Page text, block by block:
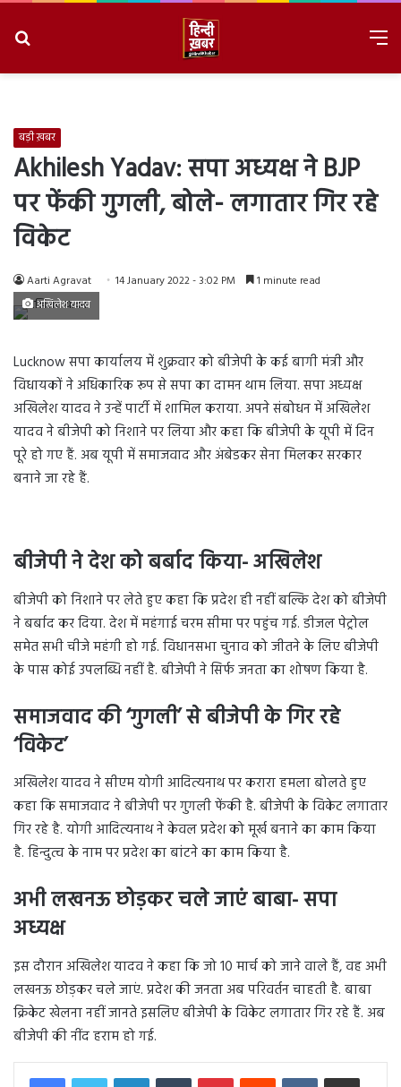
बड़ी ख़बर
Akhilesh Yadav: सपा अध्यक्ष ने BJP
पर फेंकी गुगली, बोले- लगातार गिर रहे
विकेट
Aarti Agravat 14 January 2022 - 3:02 PM 1 minute read
अखिलेश यादव
Lucknow सपा कार्यालय में शुक्रवार को बीजेपी के कई बागी मंत्री और
विधायकों ने अधिकारिक रूप से सपा का दामन थाम लिया. सपा अध्यक्ष
अखिलेश यादव ने उन्हें पार्टी में शामिल कराया. अपने संबोधन में अखिलेश
यादव ने बीजेपी को निशाने पर लिया और कहा कि बीजेपी के यूपी में दिन
पूरे हो गए हैं. अब यूपी में समाजवाद और अंबेडकर सेना मिलकर सरकार
बनाने जा रहे हैं.
बीजेपी ने देश को बर्बाद किया- अखिलेश
बीजेपी को निशाने पर लेते हुए कहा कि प्रदेश ही नहीं बल्कि देश को बीजेपी
ने बर्बाद कर दिया. देश में महंगाई चरम सीमा पर पहुंच गई. डीजल पेट्रोल
समेत सभी चीजे महंगी हो गई. विधानसभा चुनाव को जीतने के लिए बीजेपी
के पास कोई उपलब्धि नहीं है. बीजेपी ने सिर्फ जनता का शोषण किया है.
समाजवाद की ‘गुगली’ से बीजेपी के गिर रहे
‘विकेट’
अखिलेश यादव ने सीएम योगी आदित्यनाथ पर करारा हमला बोलते हुए
कहा कि समाजवाद ने बीजेपी पर गुगली फेंकी है. बीजेपी के विकेट लगातार
गिर रहे है. योगी आदित्यनाथ ने केवल प्रदेश को मूर्ख बनाने का काम किया
है. हिन्दुत्व के नाम पर प्रदेश का बांटने का काम किया है.
अभी लखनऊ छोड़कर चले जाएं बाबा- सपा
अध्यक्ष
इस दौरान अखिलेश यादव ने कहा कि जो 10 मार्च को जाने वाले हैं, वह अभी
लखनऊ छोड़कर चले जाएं. प्रदेश की जनता अब परिवर्तन चाहती है. बाबा
क्रिकेट खेलना नहीं जानते इसलिए बीजेपी के विकेट लगातार गिर रहे हैं. अब
बीजेपी की नींद हराम हो गई.
LinkedInTumblr PinterestReddit VKontakteShare via Email